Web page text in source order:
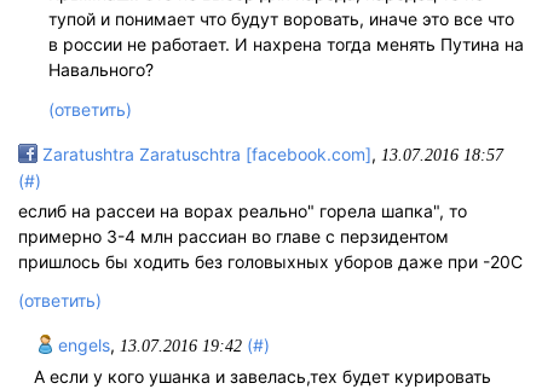
тупой и понимает что будут воровать, иначе это все что
в россии не работает. И нахрена тогда менять Путина на
Навального?
(ответить)
Zaratushtra Zaratuschtra [facebook.com], 13.07.2016 18:57
(#)
еслиб на рассеи на ворах реально" горела шапка", то
примерно 3-4 млн рассиан во главе с перзидентом
пришлось бы ходить без головыхных уборов даже при -20С
(ответить)
engels, 13.07.2016 19:42 (#)
А если у кого ушанка и завелась,тех будет курировать